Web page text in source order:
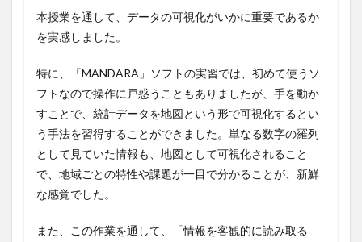
本授業を通して、データの可視化がいかに重要であるか
を実感しました。
特に、「MANDARA」ソフトの実習では、初めて使うソ
フトなので操作に戸惑うこともありましたが、手を動か
すことで、統計データを地図という形で可視化するとい
う手法を習得することができました。単なる数字の羅列
として見ていた情報も、地図として可視化されること
で、地域ごとの特性や課題が一目で分かることが、新鮮
な感覚でした。
また、この作業を通して、「情報を客観的に読み取る